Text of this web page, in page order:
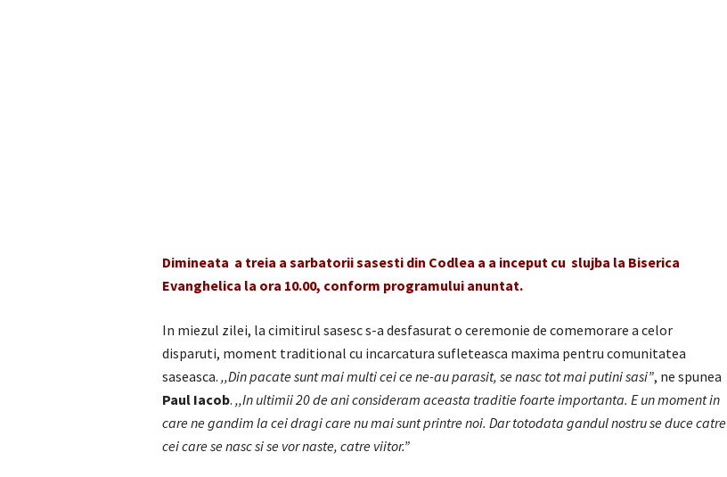
Dimineata a treia a sarbatorii sasesti din Codlea a a inceput cu slujba la Biserica
Evanghelica la ora 10.00, conform programului anuntat.
In miezul zilei, la cimitirul sasesc s-a desfasurat o ceremonie de comemorare a celor
disparuti, moment traditional cu incarcatura sufleteasca maxima pentru comunitatea
saseasca. ,,Din pacate sunt mai multi cei ce ne-au parasit, se nasc tot mai putini sasi”, ne spunea
Paul Iacob. ,,In ultimii 20 de ani consideram aceasta traditie foarte importanta. E un moment in
care ne gandim la cei dragi care nu mai sunt printre noi. Dar totodata gandul nostru se duce catre
cei care se nasc si se vor naste, catre viitor.”